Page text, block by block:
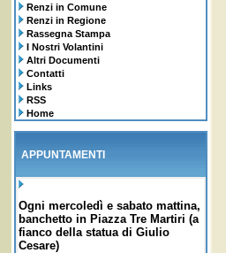
Renzi in Comune
Renzi in Regione
Rassegna Stampa
I Nostri Volantini
Altri Documenti
Contatti
Links
RSS
Home
APPUNTAMENTI
Ogni mercoledì e sabato mattina,
banchetto in Piazza Tre Martiri (a
fianco della statua di Giulio
Cesare)